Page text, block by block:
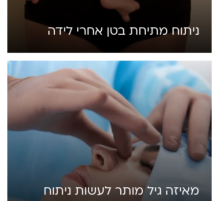
ניתוח מתיחת בטן אחרי לידה
מאיזה גיל מותר לעשות ניתוח